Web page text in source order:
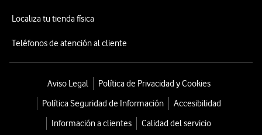
Localiza tu tienda física
Teléfonos de atención al cliente
Aviso Legal
Política de Privacidad y Cookies
Política Seguridad de Información
Accesibilidad
Información a clientes
Calidad del servicio